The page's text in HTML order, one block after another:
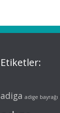
Etiketler:
adiga adige bayrağı